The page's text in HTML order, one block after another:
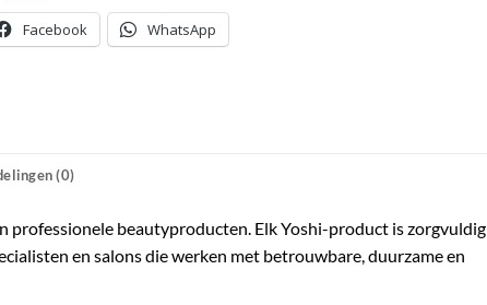
Facebook WhatsApp
(0)
beautyproducten. Elk Yoshi-product is zorgvuldig
en salons die werken met betrouwbare, duurzame en